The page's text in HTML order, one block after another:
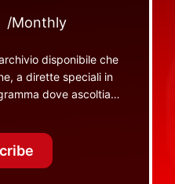
/Monthly
disponibile che
a dirette speciali in
dove ascoltiamo
altra parte